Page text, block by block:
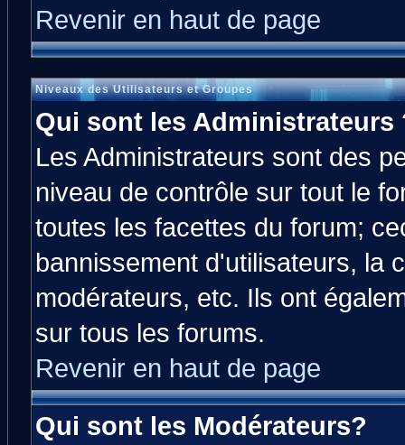
Revenir en haut de page
Niveaux des Utilisateurs et Groupes
Qui sont les Administrateurs
Les Administrateurs sont des
niveau de contrôle sur tout le
toutes les facettes du forum;
bannissement d'utilisateurs, la
modérateurs, etc. Ils ont
sur tous les forums.
Revenir en haut de page
Qui sont les Modérateurs?